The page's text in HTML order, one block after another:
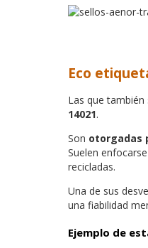
Eco
Las que
14021.
Son otorgadas
Suelen
recicladas.
Una de sus
una fiabilidad
Ejemplo de